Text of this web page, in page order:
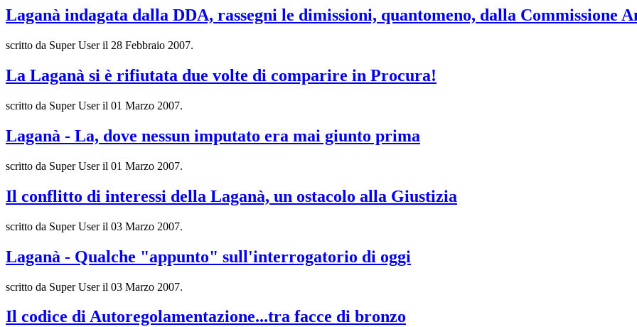
Laganà indagata dalla DDA, rassegni le dimissioni, quantomeno, dalla Commissione
scritto da Super User il 28 Febbraio 2007.
La Laganà si è rifiutata due volte di comparire in Procura!
scritto da Super User il 01 Marzo 2007.
Laganà - La, dove nessun imputato era mai giunto prima
scritto da Super User il 01 Marzo 2007.
Il conflitto di interessi della Laganà, un ostacolo alla Giustizia
scritto da Super User il 03 Marzo 2007.
Laganà - Qualche "appunto" sull'interrogatorio di oggi
scritto da Super User il 03 Marzo 2007.
Il codice di Autoregolamentazione...tra facce di bronzo